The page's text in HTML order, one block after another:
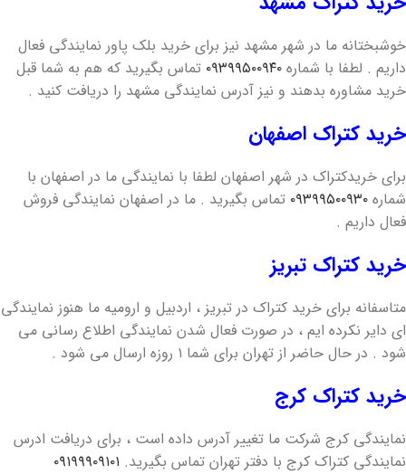
خوشبختانه ما در شهر مشهد نیز برای خرید بلک پاور نمایندگی فعال
داریم . لطفا با شماره ۰۹۳۹۹۵۰۰۹۴۰ تماس بگیرید که هم به شما قبل
خرید مشاوره بدهند و نیز آدرس نمایندگی مشهد را دریافت کنید .
خرید کتراک اصفهان
برای خرید‌کتراک در شهر اصفهان لطفا با نمایندگی ما در اصفهان با
شماره ۰۹۳۹۹۵۰۰۹۳۰ تماس بگیرید . ما در اصفهان نمایندگی فروش
فعال داریم .
خرید‌ کتراک ‌تبریز
متاسفانه برای خرید کتراک در تبریز ، اردبیل و ارومیه ما هنوز نمایندگی
ای دایر نکرده ایم ، در صورت فعال شدن نمایندگی اطلاع رسانی می
شود . در حال حاضر از تهران برای شما ۱ روزه ارسال می شود .
خرید کتراک کرج
نمایندگی کرج شرکت ما تغییر آدرس داده است ، برای دریافت ادرس
نمایندگی کتراک کرج با دفتر تهران تماس بگیرید. ۰۹۱۹۹۹۰۹۱۰۱